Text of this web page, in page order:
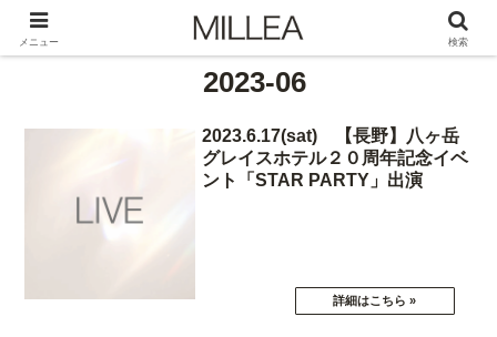
2023-06
2023.6.17(sat) 【長野】八ヶ岳
グレイスホテル２０周年記念イベ
ント「STAR PARTY」出演
メニュー 検索